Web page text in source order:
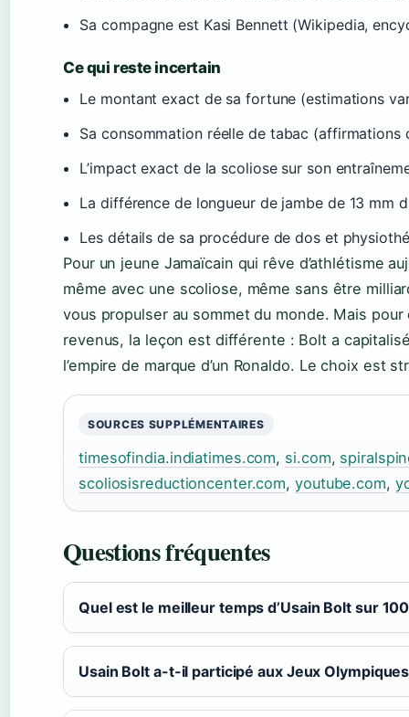
Sa compagne est Kasi Bennett (Wikipedia,
Ce qui reste incertain
Le montant exact de sa fortune (estimations
Sa consommation réelle de tabac
L’impact exact de la scoliose sur son
La différence de longueur de jambe de 13 mm
Les détails de sa procédure de dos et
Pour un jeune Jamaïcain qui rêve d’athlétisme
même avec une scoliose, même sans être
vous propulser au sommet du monde. Mais
revenus, la leçon est différente : Bolt a
l’empire de marque d’un Ronaldo. Le choix est
SOURCES SUPPLÉMENTAIRES
timesofindia.indiatimes.com, si.com,
scoliosisreductioncenter.com,youtube.com,
Questions fréquentes
Quel est le meilleur temps d’Usain Bolt sur
Usain Bolt a-t-il participé aux Jeux